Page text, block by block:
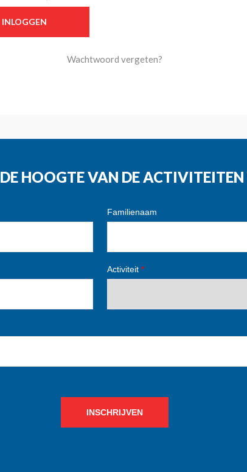
Wachtwoord vergeten?
HOOGTE VAN DE
Familienaam
Activiteit*
INSCHRIJVEN